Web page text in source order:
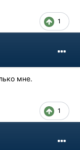
1
мне.
1